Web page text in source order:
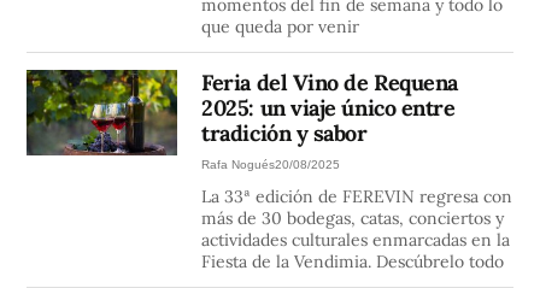
momentos del fin de semana y todo lo
que queda por venir
Feria del Vino de Requena
2025: un viaje único entre
tradición y sabor
Rafa Nogués20/08/2025
La 33ª edición de FEREVIN regresa con
más de 30 bodegas, catas, conciertos y
actividades culturales enmarcadas en la
Fiesta de la Vendimia. Descúbrelo todo